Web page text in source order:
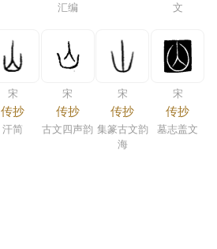
汇编
文
宋
传抄
汗简
宋
传抄
古文四声韵
宋
传抄
集篆古文韵
海
宋
传抄
墓志盖文